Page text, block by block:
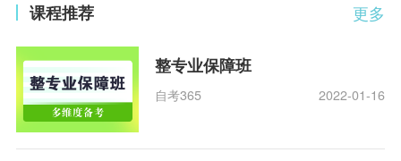
更多
课程推荐
整专业保障班
自考365 2022-01-16